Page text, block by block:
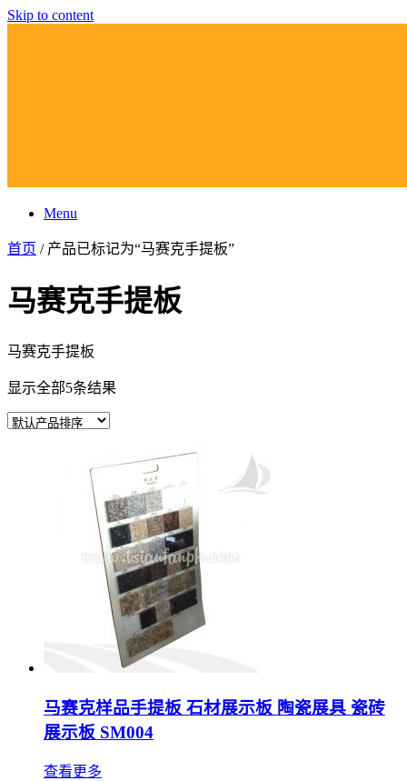
Skip to content
Menu
首页 / 产品已标记为“马赛克手提板”
马赛克手提板
马赛克手提板
显示全部5条结果
马赛克样品手提板 石材展示板 陶瓷展具 瓷砖
展示板 SM004
查看更多